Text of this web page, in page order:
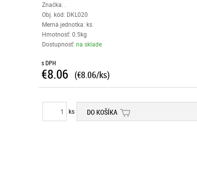
Značka: .
Obj. kód: DKL020
Merná jednotka: ks
Hmotnosť: 0.5kg
Dostupnosť: na sklade
s DPH
€8.06 (€8.06/ks)
ks DO KOŠÍKA